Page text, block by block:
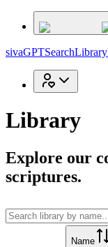
sivaGPTSearchLibrary
Library
Explore our
scriptures.
Name